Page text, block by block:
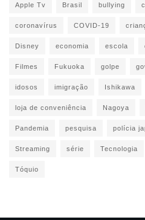
Apple Tv Brasil bullying
coronavírus COVID-19
Disney economia escola
Filmes Fukuoka golpe
idosos imigração Ishikawa
loja de conveniência Nagoya
Pandemia pesquisa polícia
Streaming série Tecnologia
Tóquio